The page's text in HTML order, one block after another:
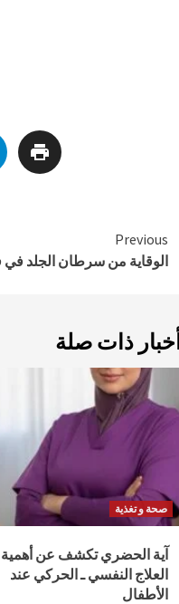
Continue
Reading
Previous
الوقاية من سرطان الجلد
ذات صلة
صحة و تغذية
آية الحضري تكشف عن أهمية
العلاج النفسي ـ الحركي عند
الأطفال